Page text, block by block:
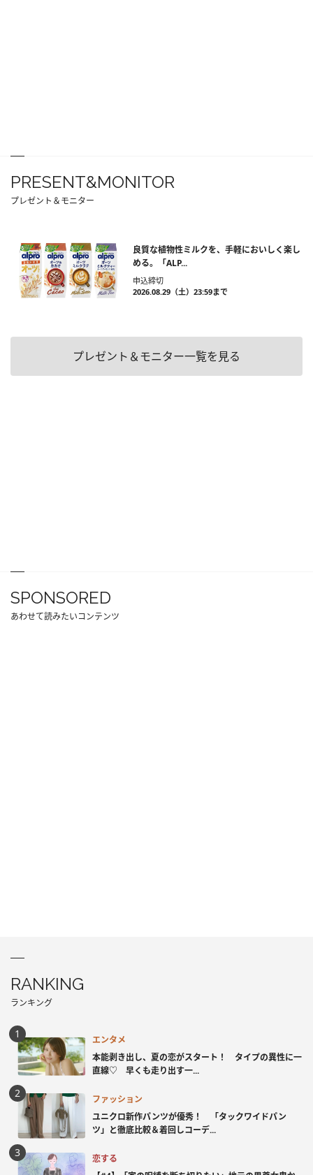
PRESENT&MONITOR
プレゼント＆モニター
良質な植物性ミルクを、手軽においしく楽し
める。「ALP...
申込締切
2026.08.29（土）23:59まで
プレゼント＆モニター一覧を見る
SPONSORED
あわせて読みたいコンテンツ
RANKING
ランキング
エンタメ
本能剥き出し、夏の恋がスタート！ タイプの異性に一
直線♡ 早くも走り出す一...
ファッション
ユニクロ新作パンツが優秀！ 「タックワイドパン
ツ」と徹底比較＆着回しコーデ...
恋する